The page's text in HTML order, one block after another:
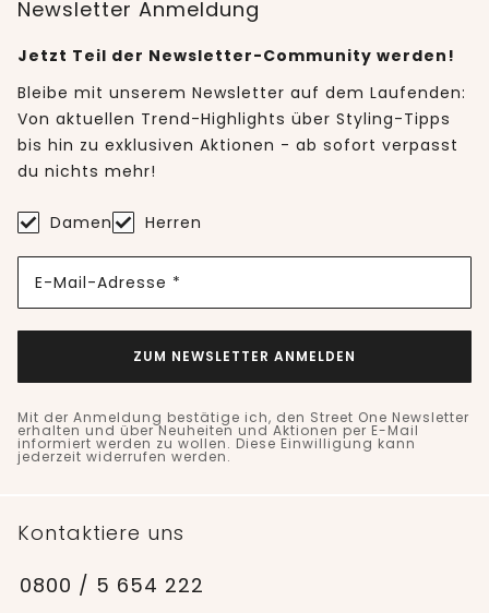
Newsletter Anmeldung
Jetzt Teil der Newsletter-Community werden!
Bleibe mit unserem Newsletter auf dem Laufenden:
Von aktuellen Trend-Highlights über Styling-Tipps
bis hin zu exklusiven Aktionen - ab sofort verpasst
du nichts mehr!
Damen Herren
E-Mail-Adresse *
ZUM NEWSLETTER ANMELDEN
Mit der Anmeldung bestätige ich, den Street One Newsletter
erhalten und über Neuheiten und Aktionen per E-Mail
informiert werden zu wollen. Diese Einwilligung kann
jederzeit widerrufen werden.
Kontaktiere uns
0800 / 5 654 222